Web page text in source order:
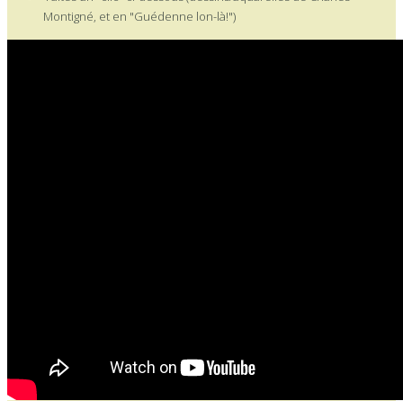
Montigné, et en "Guédenne lon-là!")